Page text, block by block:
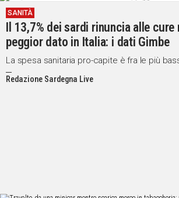
SANITÀ
Il 13,7% dei sardi rinuncia alle cure
peggior dato in Italia: i dati Gimbe
La spesa sanitaria pro-capite è fra le più
Redazione Sardegna Live